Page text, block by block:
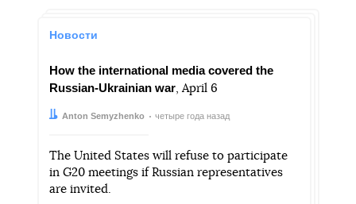
Новости
How the international media covered the
Russian-Ukrainian war, April 6
Автор:Anton Semyzhenko
Дата: четыре года назад
The United States will refuse to participate
in G20 meetings if Russian representatives
are invited.